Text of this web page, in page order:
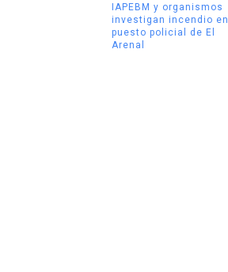
IAPEBM y organismos
investigan incendio en
puesto policial de El
Arenal